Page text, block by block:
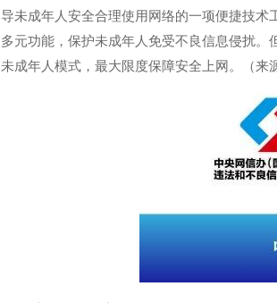
导未成年人安全合理使用网络的一项便捷技
多元功能，保护未成年人免受不良信息侵扰
未成年人模式，最大限度保障安全上网。（来